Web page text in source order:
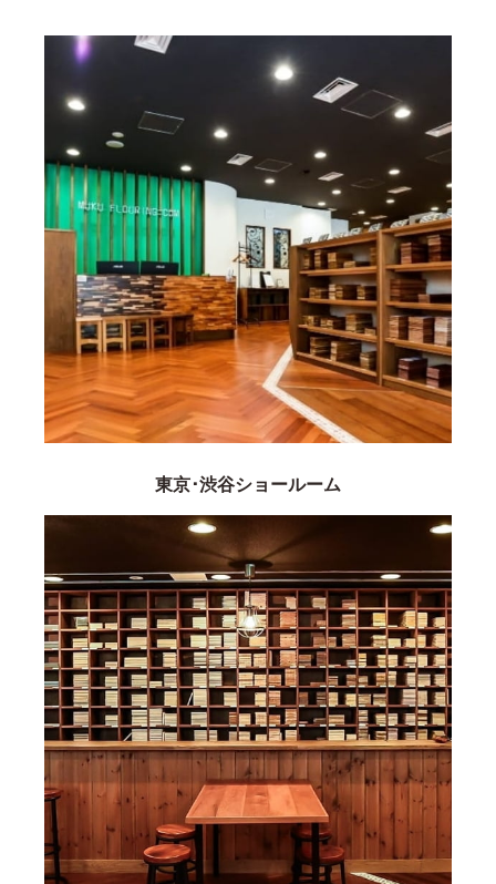
東京･渋谷ショールーム